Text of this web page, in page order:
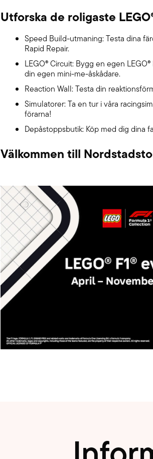
Utforska de roligaste
Speed Build-utmaning: Testa dina
Rapid Repair.
LEGO® Circuit: Bygg en egen
din egen mini-me-åskådare.
Reaction Wall: Testa din
Simulatorer: Ta en tur i våra
förarna!
Depåstoppsbutik: Köp med dig dina
Välkommen till